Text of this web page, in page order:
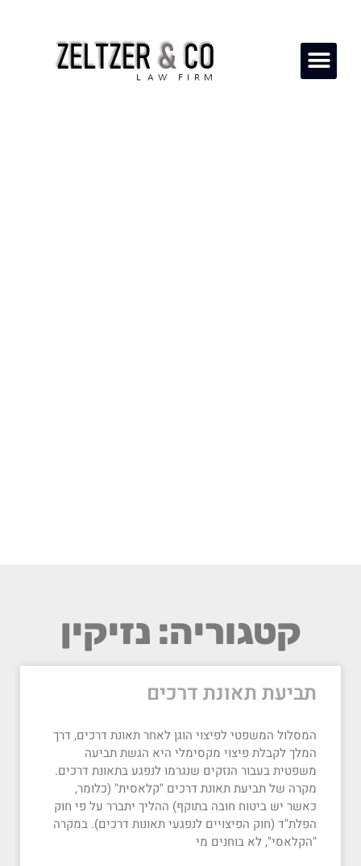
קטגוריה: נזיקין
תביעת תאונת דרכים
המסלול המשפטי לפיצוי הוגן לאחר תאונת דרכים, דרך
המלך לקבלת פיצוי מקסימלי היא הגשת תביעה
משפטית בעבור הנזקים שנגרמו לנפגע בתאונת דרכים.
מקרה של תביעת תאונת דרכים "קלאסית" (כלומר,
כאשר יש ביטוח חובה בתוקף) ההליך יתברר על פי חוק
הפלת"ד (חוק הפיצויים לנפגעי תאונות דרכים). במקרה
"הקלאסי", לא בוחנים מי